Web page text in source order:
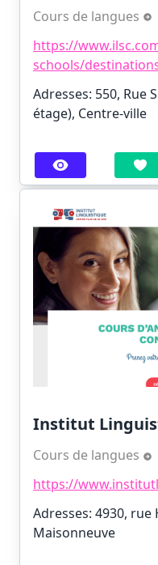
Cours de langues
https://
schools/
Adresses: 550, Rue
étage), Centre-ville
Institut
Cours de langues
https://
Adresses: 4930,
Maisonneuve